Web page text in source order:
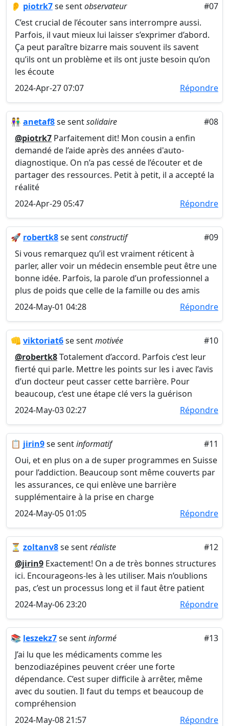
👂 piotrk7se sentobservateur
#07
C’est crucial de l’écouter sans interrompre aussi.
Parfois, il vaut mieux lui laisser s’exprimer d’abord.
Ça peut paraître bizarre mais souvent ils savent
qu’ils ont un problème et ils ont juste besoin qu’on
les écoute
2024-Apr-27 07:07
Répondre
👫 anetaf8se sentsolidaire
#08
@piotrk7 Parfaitement dit! Mon cousin a enfin
demandé de l’aide après des années d'auto-
diagnostique. On n’a pas cessé de l’écouter et de
partager des ressources. Petit à petit, il a accepté la
réalité
2024-Apr-29 05:47
Répondre
🚀 robertk8se sentconstructif
#09
Si vous remarquez qu’il est vraiment réticent à
parler, aller voir un médecin ensemble peut être une
bonne idée. Parfois, la parole d’un professionnel a
plus de poids que celle de la famille ou des amis
2024-May-01 04:28
Répondre
👊 viktoriat6se sentmotivée
#10
@robertk8Totalement d’accord. Parfois c’est leur
fierté qui parle. Mettre les points sur les i avec l’avis
d’un docteur peut casser cette barrière. Pour
beaucoup, c’est une étape clé vers la guérison
2024-May-03 02:27
Répondre
📋 jirin9se sentinformatif
#11
Oui, et en plus on a de super programmes en Suisse
pour l’addiction. Beaucoup sont même couverts par
les assurances, ce qui enlève une barrière
supplémentaire à la prise en charge
2024-May-05 01:05
Répondre
⏳ zoltanv8se sentréaliste
#12
@jirin9 Exactement! On a de très bonnes structures
ici. Encourageons-les à les utiliser. Mais n’oublions
pas, c’est un processus long et il faut être patient
2024-May-06 23:20
Répondre
📚 leszekz7se sentinformé
#13
J’ai lu que les médicaments comme les
benzodiazépines peuvent créer une forte
dépendance. C’est super difficile à arrêter, même
avec du soutien. Il faut du temps et beaucoup de
compréhension
2024-May-08 21:57
Répondre